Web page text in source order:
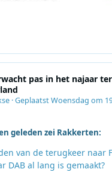
pas in het najaar
·GeplaatstWoensdag om
geleden zei Rakkerten:
van de terugkeer naar
DAB al lang is gemaakt?